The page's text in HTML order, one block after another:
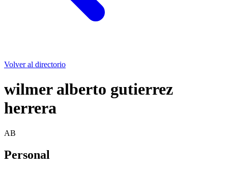
Volver al directorio
wilmer alberto gutierrez
herrera
AB
Personal